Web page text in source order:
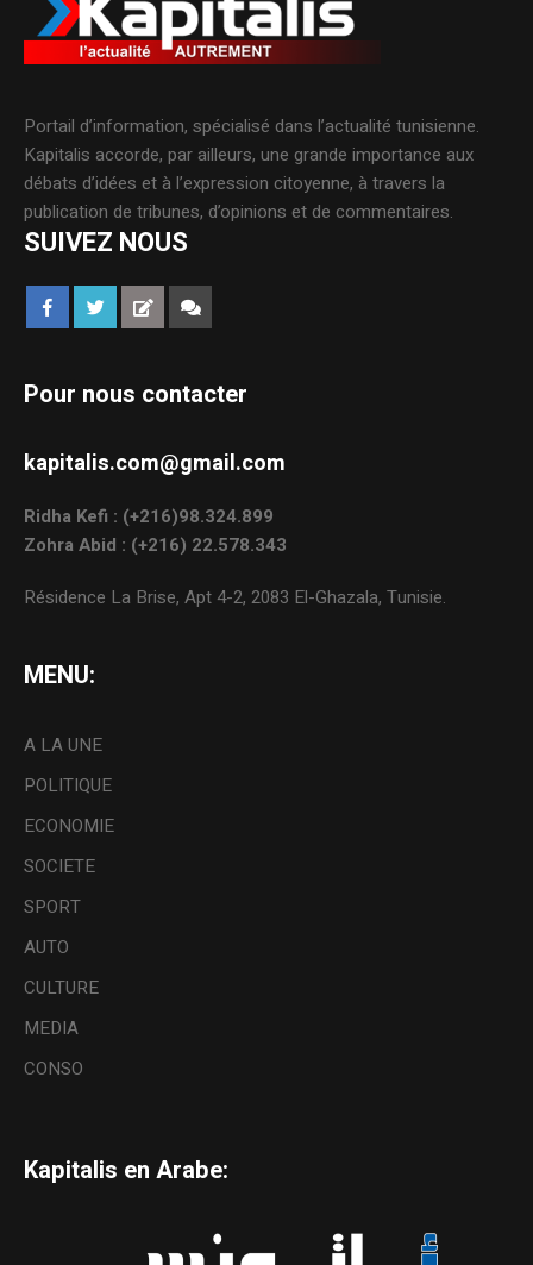
Portail d’information, spécialisé dans l’actualité tunisienne.
Kapitalis accorde, par ailleurs, une grande importance aux
débats d’idées et à l’expression citoyenne, à travers la
publication de tribunes, d’opinions et de commentaires.
SUIVEZ NOUS
Pour nous contacter
kapitalis.com@gmail.com
Ridha Kefi : (+216)98.324.899
Zohra Abid : (+216) 22.578.343
Résidence La Brise, Apt 4-2, 2083 El-Ghazala, Tunisie.
MENU:
A LA UNE
POLITIQUE
ECONOMIE
SOCIETE
SPORT
AUTO
CULTURE
MEDIA
CONSO
Kapitalis en Arabe: